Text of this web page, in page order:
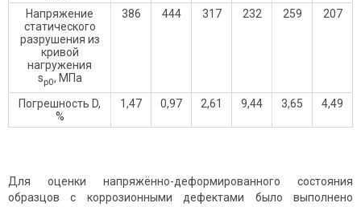
Напряжение
статического
разрушения из
кривой
нагружения
sр0, МПа
386 444 317 232 259 207
Погрешность D,
%
1,47 0,97 2,61 9,44 3,65 4,49
Для оценки напряжённо-деформированного состояния
образцов с коррозионными дефектами было выполнено